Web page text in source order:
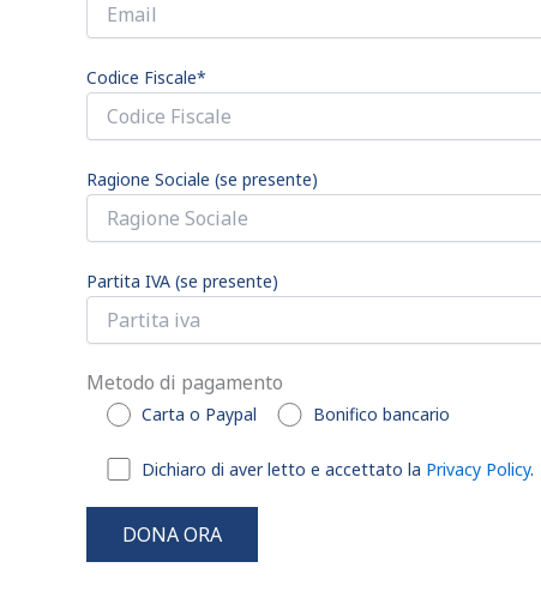
Codice Fiscale*
Ragione Sociale (se presente)
Partita IVA (se presente)
Metodo di pagamento
Carta o Paypal Bonifico bancario
Dichiaro di aver letto e accettato la Privacy Policy.